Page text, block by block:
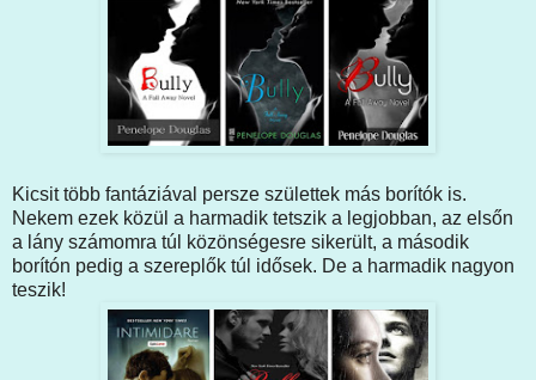
Kicsit több fantáziával persze születtek más borítók is.
Nekem ezek közül a harmadik tetszik a legjobban, az elsőn
a lány számomra túl közönségesre sikerült, a második
borítón pedig a szereplők túl idősek. De a harmadik nagyon
teszik!